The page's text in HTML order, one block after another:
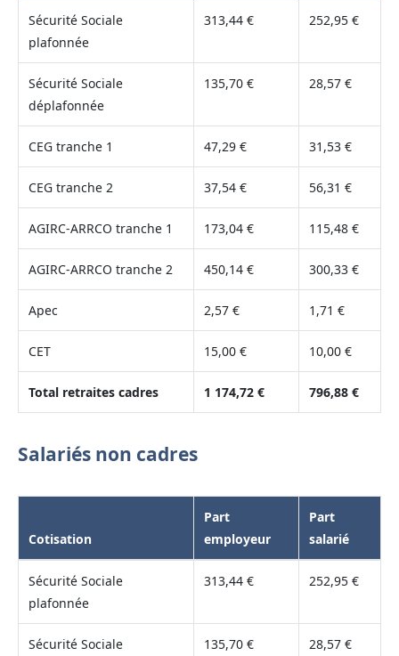
Sécurité Sociale
plafonnée
313,44 € 252,95 €
Sécurité Sociale
déplafonnée
135,70 € 28,57 €
CEG tranche 1 47,29 € 31,53 €
CEG tranche 2 37,54 € 56,31 €
AGIRC-ARRCO tranche 1 173,04 € 115,48 €
AGIRC-ARRCO tranche 2 450,14 € 300,33 €
Apec 2,57 € 1,71 €
CET 15,00 € 10,00 €
Total retraites cadres 1 174,72 € 796,88 €
Salariés non cadres
Cotisation
Part
employeur
Part
salarié
Sécurité Sociale
plafonnée
313,44 € 252,95 €
Sécurité Sociale
135,70 € 28,57 €